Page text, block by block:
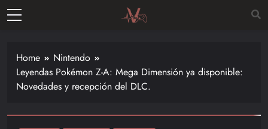
Skip
de las
últimas
novedades
Home
Nintendo
Leyendas Pokémon Z-A: Mega Dimensión ya disponible:
Novedades y recepción del DLC.